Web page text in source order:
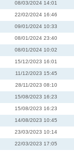
08/03/2024 14:01
22/02/2024 16:46
09/01/2024 10:33
08/01/2024 23:40
08/01/2024 10:02
15/12/2023 16:01
11/12/2023 15:45
28/11/2023 08:10
15/08/2023 16:23
15/08/2023 16:23
14/08/2023 10:45
23/03/2023 10:14
22/03/2023 17:05